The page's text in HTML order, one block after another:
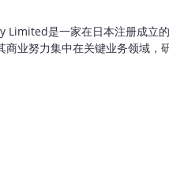
是一家在日本注册成立
业努力集中在关键业务领域